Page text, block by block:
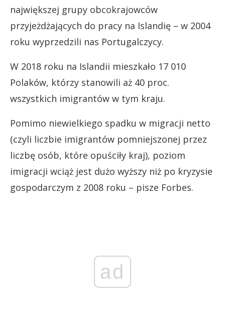
największej grupy obcokrajowców
przyjeżdżających do pracy na Islandię – w 2004
roku wyprzedzili nas Portugalczycy.
W 2018 roku na Islandii mieszkało 17 010
Polaków, którzy stanowili aż 40 proc.
wszystkich imigrantów w tym kraju.
Pomimo niewielkiego spadku w migracji netto
(czyli liczbie imigrantów pomniejszonej przez
liczbę osób, które opuściły kraj), poziom
imigracji wciąż jest dużo wyższy niż po kryzysie
gospodarczym z 2008 roku – pisze Forbes.
ad